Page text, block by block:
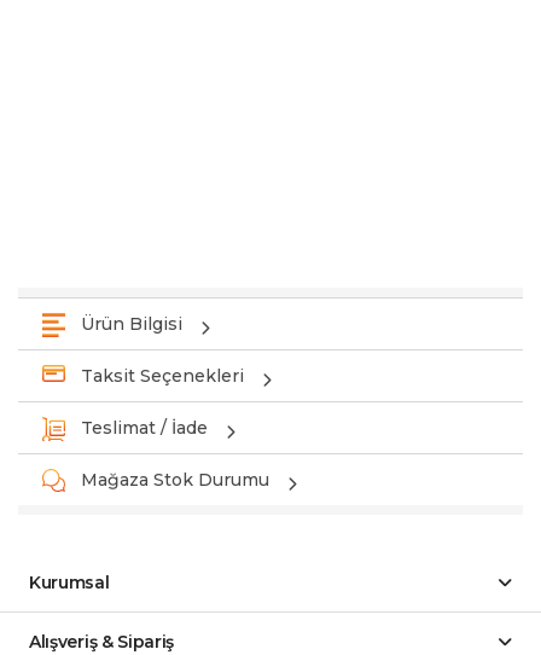
Ürün Bilgisi
Taksit Seçenekleri
Teslimat / İade
Mağaza Stok Durumu
Kurumsal
Alışveriş & Sipariş